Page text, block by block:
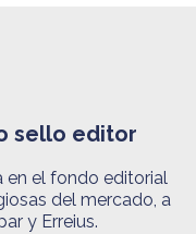
sello editor
en el fondo editorial
del mercado, a
y Erreius.